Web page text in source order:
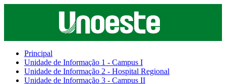
Principal
Unidade de Informação 1 - Campus I
Unidade de Informação 2 - Hospital Regional
Unidade de Informação 3 - Campus II